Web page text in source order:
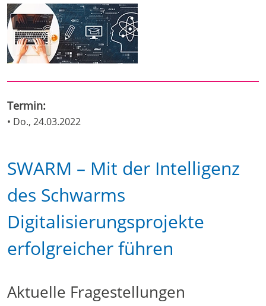
Termin:
• Do., 24.03.2022
SWARM – Mit der Intelligenz
des Schwarms
Digitalisierungsprojekte
erfolgreicher führen
Aktuelle Fragestellungen